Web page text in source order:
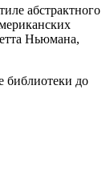
абстрактного
Ньюмана,
библиотеки до